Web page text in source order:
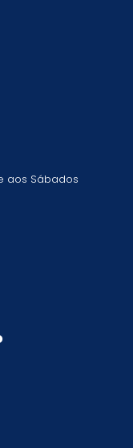
aos Sábados